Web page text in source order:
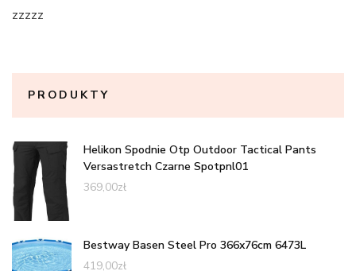
zzzzz
PRODUKTY
Helikon Spodnie Otp Outdoor Tactical Pants
Versastretch Czarne Spotpnl01
369,00zł
Bestway Basen Steel Pro 366x76cm 6473L
419,00zł